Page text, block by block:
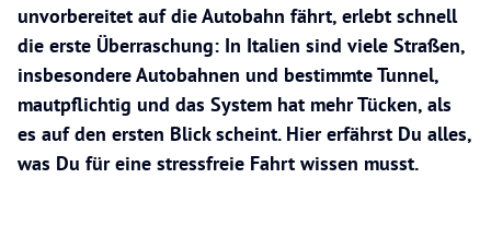
unvorbereitet auf die Autobahn fährt, erlebt schnell
die erste Überraschung: In Italien sind viele Straßen,
insbesondere Autobahnen und bestimmte Tunnel,
mautpflichtig und das System hat mehr Tücken, als
es auf den ersten Blick scheint. Hier erfährst Du alles,
was Du für eine stressfreie Fahrt wissen musst.